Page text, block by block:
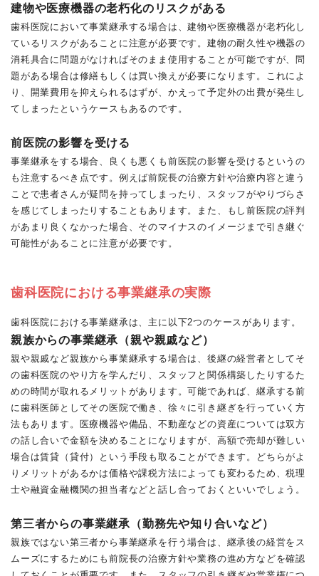
建物や医療機器の老朽化のリスクがある
歯科医院において事業継承する場合は、建物や医療機器が老朽化し
ているリスクがあることに注意が必要です。建物の耐久性や機器の
消耗具合に問題がなければそのまま使用することが可能ですが、問
題がある場合は修繕もしくは買い換えが必要になります。これによ
り、開業費用を抑えられるはずが、かえって予定外の出費が発生し
てしまったというケースもあるのです。
前医院の影響を受ける
事業継承をする場合、良くも悪くも前医院の影響を受けるというの
も注意するべき点です。例えば前院長の治療方針や治療内容と違う
ことで患者さんが疑問を持ってしまったり、スタッフがやりづらさ
を感じてしまったりすることもあります。また、もし前医院の評判
があまり良くなかった場合、そのマイナスのイメージまで引き継ぐ
可能性があることに注意が必要です。
歯科医院における事業継承の実際
歯科医院における事業継承は、主に以下2つのケースがあります。
親族からの事業継承（親や親戚など）
親や親戚など親族から事業継承する場合は、後継の経営者としてそ
の歯科医院のやり方を学んだり、スタッフと関係構築したりするた
めの時間が取れるメリットがあります。可能であれば、継承する前
に歯科医師としてその医院で働き、徐々に引き継ぎを行っていく方
法もあります。医療機器や備品、不動産などの資産については双方
の話し合いで金額を決めることになりますが、高額で売却が難しい
場合は賃貸（貸付）という手段も取ることができます。どちらがよ
りメリットがあるかは価格や課税方法によっても変わるため、税理
士や融資金融機関の担当者などと話し合っておくといいでしょう。
第三者からの事業継承（勤務先や知り合いなど）
親族ではない第三者から事業継承を行う場合は、継承後の経営をス
ムーズにするためにも前院長の治療方針や業務の進め方などを確認